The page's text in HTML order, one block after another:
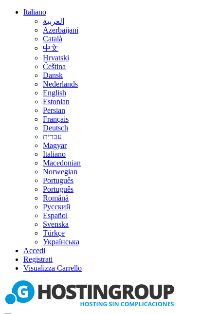
Italiano
العربية
Azerbaijani
Català
中文
Hrvatski
Čeština
Dansk
Nederlands
English
Estonian
Persian
Français
Deutsch
עברית
Magyar
Italiano
Macedonian
Norwegian
Português
Português
Română
Русский
Español
Svenska
Türkçe
Українська
Accedi
Registrati
Visualizza Carrello